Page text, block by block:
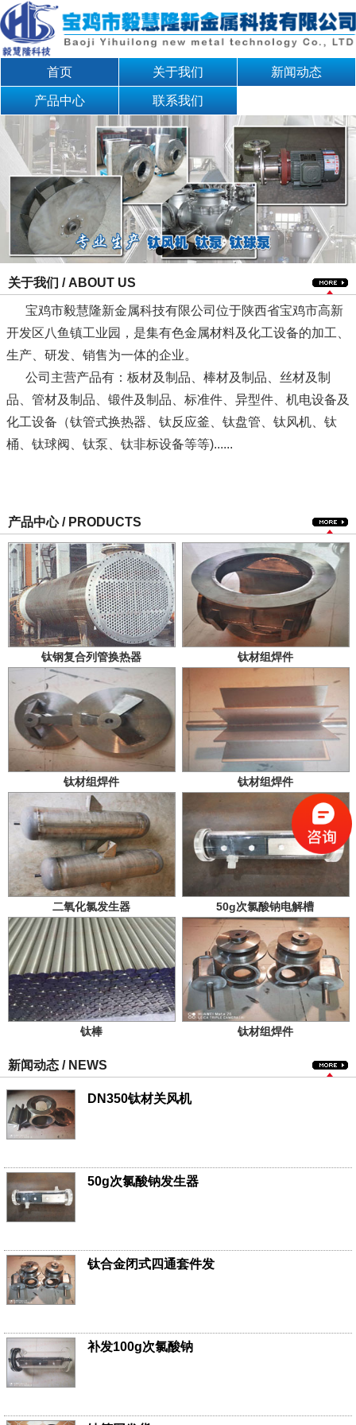
首页 关于我们 新闻动态
产品中心 联系我们
关于我们 / ABOUT US
宝鸡市毅慧隆新金属科技有限公司位于陕西省宝鸡市高新
开发区八鱼镇工业园，是集有色金属材料及化工设备的加工、
生产、研发、销售为一体的企业。
公司主营产品有：板材及制品、棒材及制品、丝材及制
品、管材及制品、锻件及制品、标准件、异型件、机电设备及
化工设备（钛管式换热器、钛反应釜、钛盘管、钛风机、钛
桶、钛球阀、钛泵、钛非标设备等等)......
产品中心 / PRODUCTS
钛钢复合列管换热器 钛材组焊件
钛材组焊件 钛材组焊件
二氧化氯发生器 50g次氯酸钠电解槽
钛棒 钛材组焊件
新闻动态 / NEWS
DN350钛材关风机
50g次氯酸钠发生器
钛合金闭式四通套件发
补发100g次氯酸钠